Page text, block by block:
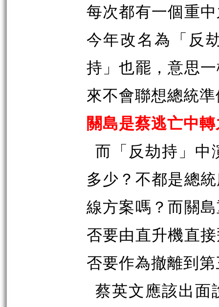
每次都有一個重
今年改名為「反
持」也罷，意思
來不會聯想總統
關島是蔡逃亡中
而「反劫持」中
多少？不都是總
線方案嗎？而關
否要由直升機直
否要作為撤離到
蔡英文應該出面